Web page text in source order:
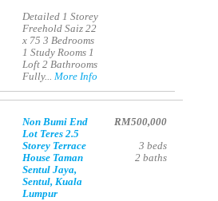
Detailed 1 Storey
Freehold Saiz 22
x 75 3 Bedrooms
1 Study Rooms 1
Loft 2 Bathrooms
Fully...More Info
Non Bumi End
Lot Teres 2.5
Storey Terrace
House Taman
Sentul Jaya,
Sentul, Kuala
Lumpur
RM500,000
3 beds
2 baths